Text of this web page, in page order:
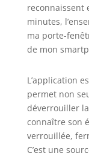
reconnaissent
minutes,
ma porte-
de mon
L’application
permet non
déverrouiller
connaître son
verrouillée,
C’est une